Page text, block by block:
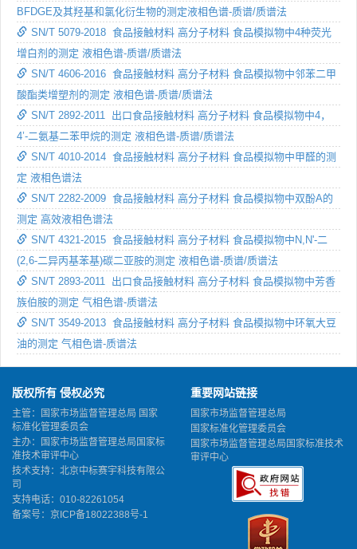
BFDGE及其羟基和氯化衍生物的测定液相色谱-质谱/质谱法
SN/T 5079-2018 食品接触材料 高分子材料 食品模拟物中4种荧光
增白剂的测定 液相色谱-质谱/质谱法
SN/T 4606-2016 食品接触材料 高分子材料 食品模拟物中邻苯二甲
酸酯类增塑剂的测定 液相色谱-质谱/质谱法
SN/T 2892-2011 出口食品接触材料 高分子材料 食品模拟物中4，
4’-二氨基二苯甲烷的测定 液相色谱-质谱/质谱法
SN/T 4010-2014 食品接触材料 高分子材料 食品模拟物中甲醛的测
定 液相色谱法
SN/T 2282-2009 食品接触材料 高分子材料 食品模拟物中双酚A的
测定 高效液相色谱法
SN/T 4321-2015 食品接触材料 高分子材料 食品模拟物中N,N'-二
(2,6-二异丙基苯基)碳二亚胺的测定 液相色谱-质谱/质谱法
SN/T 2893-2011 出口食品接触材料 高分子材料 食品模拟物中芳香
族伯胺的测定 气相色谱-质谱法
SN/T 3549-2013 食品接触材料 高分子材料 食品模拟物中环氧大豆
油的测定 气相色谱-质谱法
版权所有 侵权必究
主管：国家市场监督管理总局 国家
标准化管理委员会
主办：国家市场监督管理总局国家标
准技术审评中心
技术支持：北京中标赛宇科技有限公
司
支持电话：010-82261054
备案号： 京ICP备18022388号-1
重要网站链接
国家市场监督管理总局
国家标准化管理委员会
国家市场监督管理总局国家标准技术
审评中心